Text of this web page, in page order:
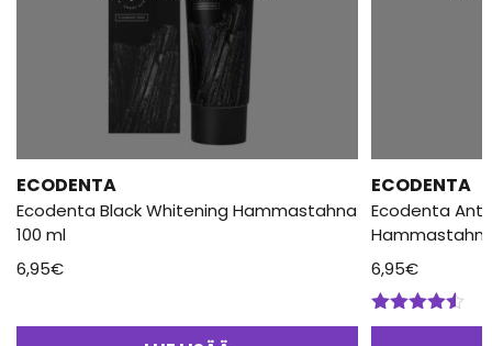
ECODENTA
Ecodenta Black Whitening Hammastahna
100 ml
6,95€
ECODENTA
Ecodenta
6,95€
Arvostelu